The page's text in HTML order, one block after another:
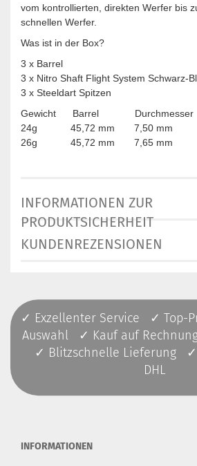
vom kontrollierten, direkten Werfer bis
schnellen Werfer.
Was ist in der Box?
3 x Barrel
3 x Nitro Shaft Flight System Schwarz-
3 x Steeldart Spitzen
Gewicht Barrel Durchmesser
24g 45,72 mm 7,50 mm
26g 45,72 mm 7,65 mm
INFORMATIONEN ZUR
PRODUKTSICHERHEIT
KUNDENREZENSIONEN
✓ Exzellenter Service ✓ Top-
Auswahl ✓ Kauf auf
✓ Blitzschnelle Lieferung ✓
DHL
INFORMATIONEN